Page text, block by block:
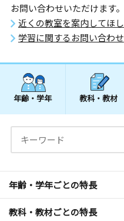
お問い合わせいただけます。
近くの教室を案内してほ
学習に関するお問い合わせ
年齢・学年 教科・教材
年齢・学年ごとの特長
教科・教材ごとの特長